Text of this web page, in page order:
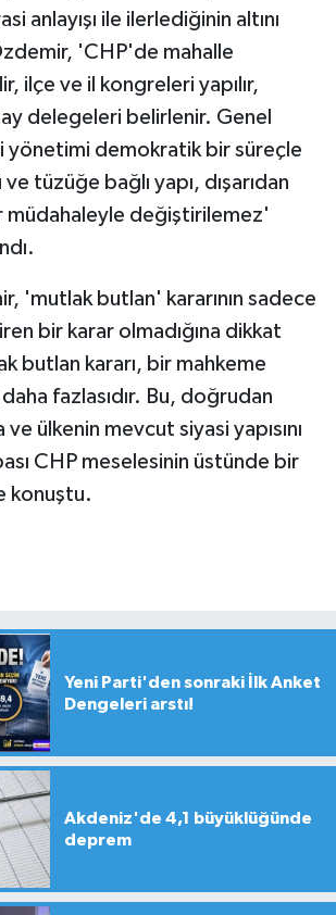
anlayışı ile ilerlediğinin altını
'CHP'de mahalle
ilçe ve il kongreleri yapılır,
delegeleri belirlenir. Genel
yönetimi demokratik bir süreçle
tüzüğe bağlı yapı, dışarıdan
müdahaleyle değiştirilemez'
'mutlak butlan' kararının sadece
bir karar olmadığına dikkat
butlan kararı, bir mahkeme
fazlasıdır. Bu, doğrudan
ülkenin mevcut siyasi yapısını
CHP meselesinin üstünde bir
konuştu.
Yeni Parti'den sonraki İlk Anket
Dengeleri arstı!
Akdeniz'de 4,1 büyüklüğünde
deprem